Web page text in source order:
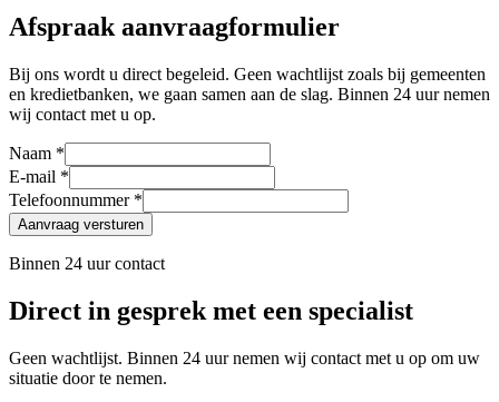
Afspraak aanvraagformulier
Bij ons wordt u direct begeleid. Geen wachtlijst zoals bij gemeenten
en kredietbanken, we gaan samen aan de slag. Binnen 24 uur nemen
wij contact met u op.
Naam *
E-mail *
Telefoonnummer *
Aanvraag versturen
Binnen 24 uur contact
Direct in gesprek met een specialist
Geen wachtlijst. Binnen 24 uur nemen wij contact met u op om uw
situatie door te nemen.